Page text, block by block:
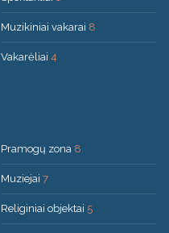
Muzikiniai vakarai 8
Vakarėliai 4
Pramogų zona 8
Muziejai 7
Religiniai objektai 5